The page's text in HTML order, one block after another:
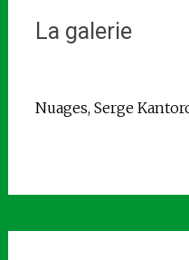
La galerie
Nuages, Serge